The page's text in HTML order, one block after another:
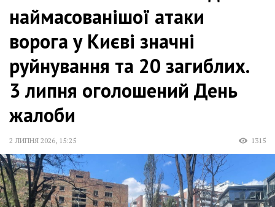
наймасованішої атаки
ворога у Києві значні
руйнування та 20 загиблих.
3 липня оголошений День
жалоби
2 ЛИПНЯ 2026, 15:25 1315